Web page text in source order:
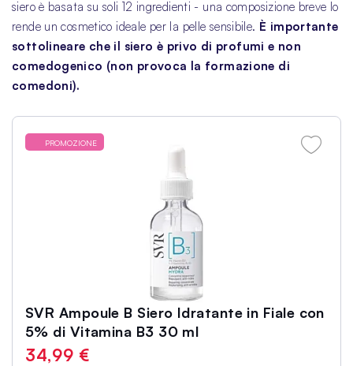
siero è basata su soli 12 ingredienti - una composizione breve lo
rende un cosmetico ideale per la pelle sensibile. È importante
sottolineare che il siero è privo di profumi e non
comedogenico (non provoca la formazione di
comedoni).
PROMOZIONE
SVR Ampoule B Siero Idratante in Fiale con
5% di Vitamina B3 30 ml
34,99 €